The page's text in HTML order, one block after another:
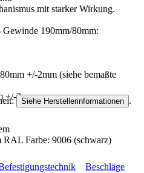
mit starker Wirkung.
190mm/80mm:
+/-2mm (siehe bemaßte
+/-2mm
Farbe: 9006 (schwarz)
Siehe Herstellerinformationen .
Beschläge